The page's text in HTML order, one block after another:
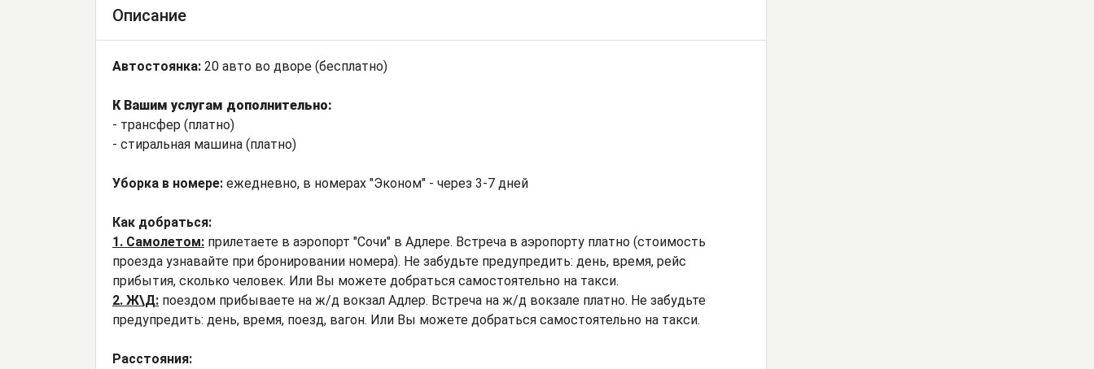
Описание
Автостоянка: 20 авто во дворе (бесплатно)
К Вашим услугам дополнительно:
- трансфер (платно)
- стиральная машина (платно)
Уборка в номере: ежедневно, в номерах "Эконом" - через 3-7 дней
Как добраться:
1. Самолетом: прилетаете в аэропорт "Сочи" в Адлере. Встреча в аэропорту платно (стоимость
проезда узнавайте при бронировании номера). Не забудьте предупредить: день, время, рейс
прибытия, сколько человек. Или Вы можете добраться самостоятельно на такси.
2. Ж\Д: поездом прибываете на ж/д вокзал Адлер. Встреча на ж/д вокзале платно. Не забудьте
предупредить: день, время, поезд, вагон. Или Вы можете добраться самостоятельно на такси.
Расстояния: